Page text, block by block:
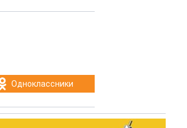
Одноклассники